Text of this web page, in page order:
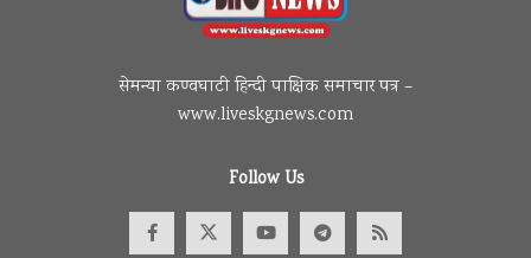
सेमन्या कण्वघाटी हिन्दी पाक्षिक समाचार पत्र –
www.liveskgnews.com
Follow Us